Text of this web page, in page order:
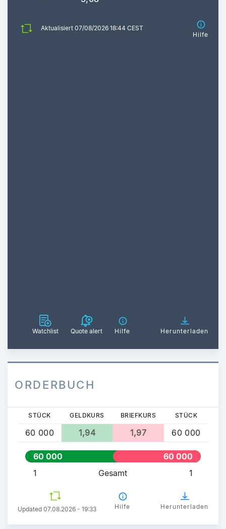
Aktualisiert 07/08/2026 18:44 CEST
Hilfe
Watchlist Quote alert Hilfe Herunterladen
ORDERBUCH
STÜCK GELDKURS BRIEFKURS STÜCK
60 000 1,94 1,97 60 000
60 000
60 000
1
Gesamt 1
Updated 07.08.2026 - 19:33 Hilfe Herunterladen